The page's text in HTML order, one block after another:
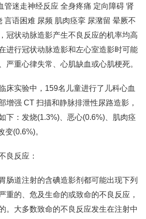
管迷走神经反应 全身疼痛 定向障碍 肾
言语困难 尿频 肌肉痉挛 尿潴留 晕厥不
冠状动脉造影产生不良反应的机率均高
进行冠状动脉造影和左心室造影时可能
严重心律失常、心肌缺血或心肌梗死。
床实验中，159名儿童进行了儿科心血
增强 CT 扫描和静脉排泄性尿路造影，
下：发烧(1.3%)、恶心(0.6%)、肌肉痉
变(0.6%)。
良反应：
肠道注射的含碘造影剂都可能出现下列
重的、危及生命的或致命的不良反应，
。大多数致命的不良反应发生在注射中